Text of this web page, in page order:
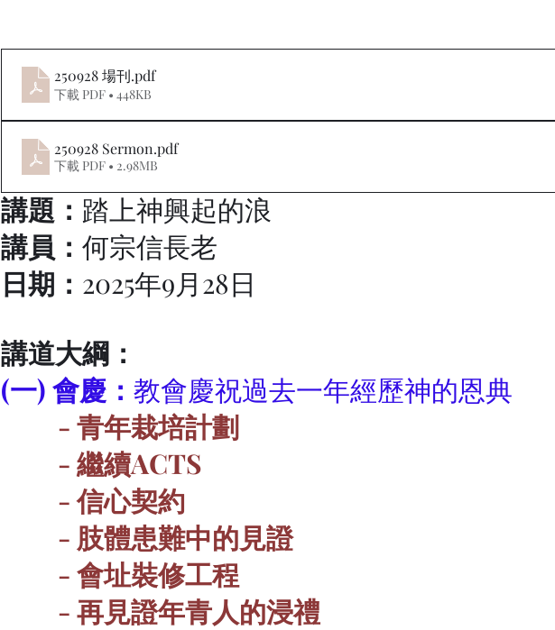
250928 場刊.pdf
下載 PDF • 448KB
250928 Sermon.pdf
下載 PDF • 2.98MB
講題： 踏上神興起的浪
講員： 何宗信長老
日期： 2025年9月28日
講道大綱：
(一) 會慶： 教會慶祝過去一年經歷神的恩典
         - 青年栽培計劃
- 繼續ACTS
- 信心契約
- 肢體患難中的見證
- 會址裝修工程
- 再見證年青人的浸禮